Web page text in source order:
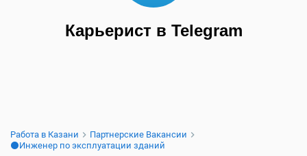
Карьерист в Telegram
Работа в Казани
Партнерские Вакансии
⚫Инженер по эксплуатации зданий